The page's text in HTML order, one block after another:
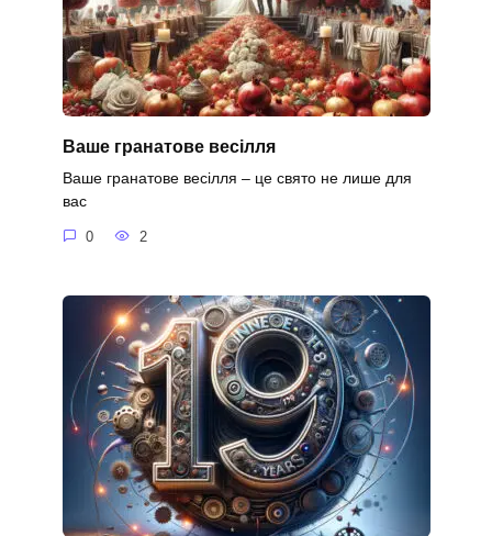
Ваше гранатове весілля
Ваше гранатове весілля – це свято не лише для
вас
0 2